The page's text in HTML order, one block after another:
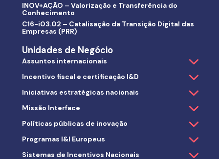
INOV+AÇÃO – Valorização e Transferência do
Conhecimento
C16-i03.02 – Catalisação da Transição Digital das
Empresas (PRR)
Unidades de Negócio
Assuntos internacionais
Incentivo fiscal e certificação I&D
Iniciativas estratégicas nacionais
Missão Interface
Políticas públicas de inovação
Programas I&I Europeus
Sistemas de Incentivos Nacionais